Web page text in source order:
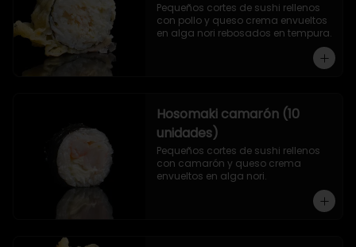
Pequeños cortes de sushi rellenos
con pollo y queso crema envueltos
en alga nori rebosados en tempura.
Hosomaki camarón (10
unidades)
Pequeños cortes de sushi rellenos
con camarón y queso crema
envueltos en alga nori.